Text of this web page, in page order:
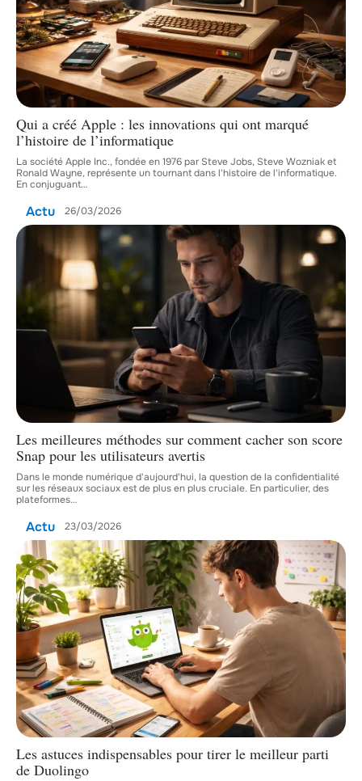
Qui a créé Apple : les innovations qui ont marqué
l’histoire de l’informatique
La société Apple Inc., fondée en 1976 par Steve Jobs, Steve Wozniak et
Ronald Wayne, représente un tournant dans l'histoire de l'informatique.
En conjuguant…
Actu 26/03/2026
Les meilleures méthodes sur comment cacher son score
Snap pour les utilisateurs avertis
Dans le monde numérique d'aujourd'hui, la question de la confidentialité
sur les réseaux sociaux est de plus en plus cruciale. En particulier, des
plateformes…
Actu 23/03/2026
Les astuces indispensables pour tirer le meilleur parti
de Duolingo